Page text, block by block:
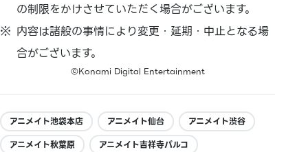
の制限をかけさせていただく場合がございます。
内容は諸般の事情により変更・延期・中止となる場
合がございます。
©Konami Digital Entertainment
アニメイト池袋本店 アニメイト仙台
アニメイト渋谷
アニメイト秋葉原
アニメイト吉祥寺パルコ